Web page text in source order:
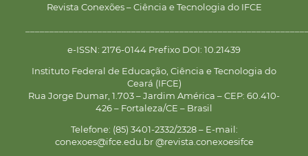
Revista Conexões – Ciência e Tecnologia do IFCE
e-ISSN: 2176-0144 Prefixo DOI: 10.21439
Instituto Federal de Educação, Ciência e Tecnologia do
Ceará (IFCE)
Rua Jorge Dumar, 1.703 – Jardim América – CEP: 60.410-
426 – Fortaleza/CE – Brasil
Telefone: (85) 3401-2332/2328 – E-mail:
conexoes@ifce.edu.br @revista.conexoesifce